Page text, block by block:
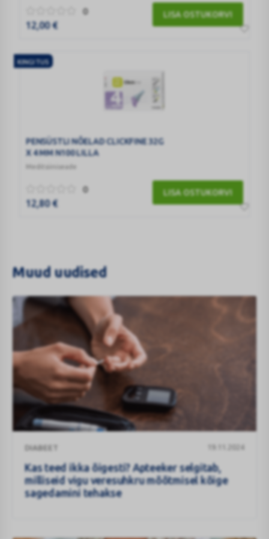
0
12,00 €
LISA OSTUKORVI
KINGITUS
PENSÜSTLI NÕELAD CLICKFINE 32G
X 4 MM N100 LILLA
Meditsiiniseade
0
12,80 €
LISA OSTUKORVI
Muud uudised
teed
ikka
õigesti?
Apteeker
selgitab,
DIABEET 19.11.2024
Kas teed ikka õigesti? Apteeker selgitab,
milliseid vigu veresuhkru mõõtmisel kõige
sagedamini tehakse